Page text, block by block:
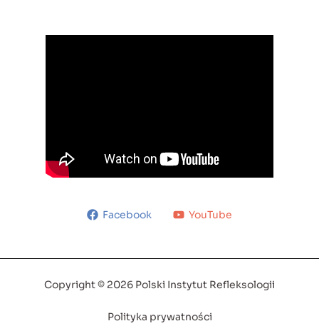
Facebook YouTube
Copyright © 2026 Polski Instytut Refleksologii
Polityka prywatności